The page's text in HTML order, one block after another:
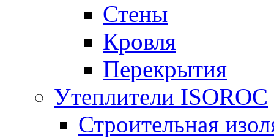
Стены
Кровля
Перекрытия
Утеплители ISOROC
Строительная